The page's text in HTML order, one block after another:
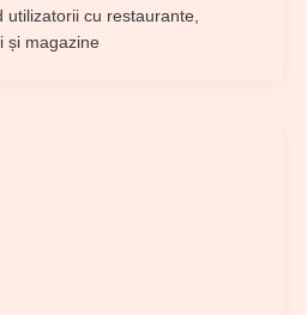
cu restaurante,
și magazine